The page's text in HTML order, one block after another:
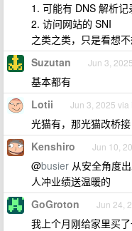
1. 可能有 DNS 解析记
2. 访问网站的 SNI
之类之类，只是看想
Suzutan Jun 3, 2025
基本都有
Lotii Jun 3, 2025 via
光猫有，那光猫改桥
Kenshiro Jun 10,
@busier 从安全角度
人冲业绩送温暖的
GoGroton Jun 24,
我上个月刚给家里买